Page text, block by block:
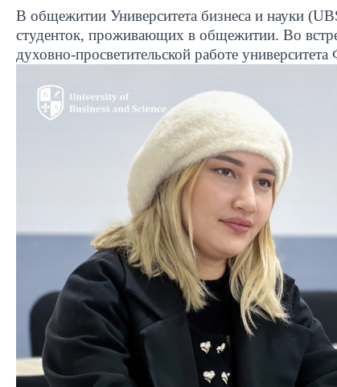
В общежитии Университета бизнеса и науки (
студенток, проживающих в общежитии. Во
духовно-просветительской работе